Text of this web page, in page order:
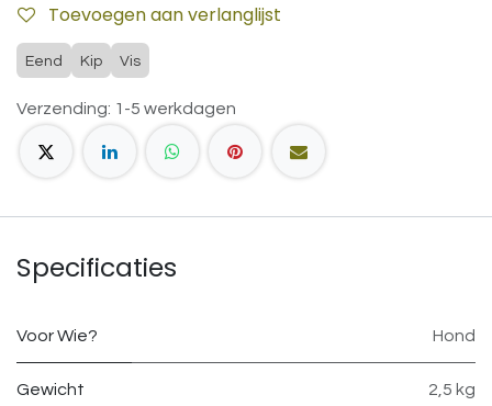
Toevoegen aan verlanglijst
Eend Kip Vis
Verzending: 1-5 werkdagen
Specificaties
Voor Wie? Hond
Gewicht 2,5 kg